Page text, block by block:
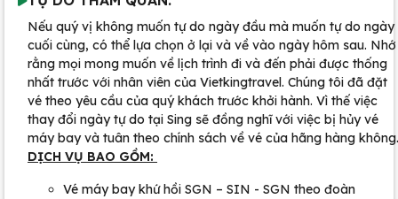
Nếu quý vị không muốn tự do ngày đầu mà muốn tự do ngày
cuối cùng, có thể lựa chọn ở lại và về vào ngày hôm sau. Nhớ
rằng mọi mong muốn về lịch trình đi và đến phải được thống
nhất trước với nhân viên của Vietkingtravel. Chúng tôi đã đặt
vé theo yêu cầu của quý khách trước khởi hành. Vì thế việc
thay đổi ngày tự do tại Sing sẽ đồng nghĩ với việc bị hủy vé
máy bay và tuân theo chính sách về vé của hãng hàng không.
DỊCH VỤ BAO GỒM:
Vé máy bay khứ hồi SGN – SIN - SGN theo đoàn